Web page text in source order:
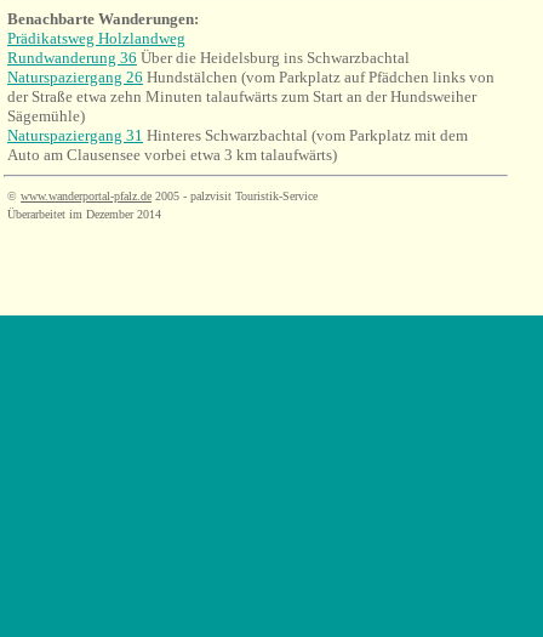
Benachbarte Wanderungen:
Prädikatsweg Holzlandweg
Rundwanderung 36 Über die Heidelsburg ins Schwarzbachtal
Naturspaziergang 26 Hundstälchen (vom Parkplatz auf Pfädchen links von
der Straße etwa zehn Minuten talaufwärts zum Start an der Hundsweiher
Sägemühle)
Naturspaziergang 31 Hinteres Schwarzbachtal (vom Parkplatz mit dem
Auto am Clausensee vorbei etwa 3 km talaufwärts)
© www.wanderportal-pfalz.de 2005 - palzvisit Touristik-Service
Überarbeitet im Dezember 2014